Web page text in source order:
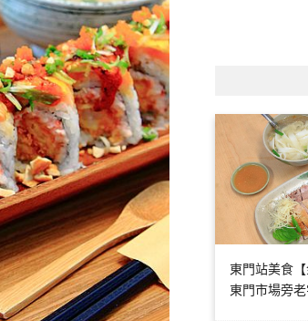
東門站美食
東門市場旁